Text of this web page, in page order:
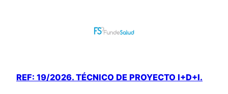
REF: 19/2026. TÉCNICO DE PROYECTO I+D+I.